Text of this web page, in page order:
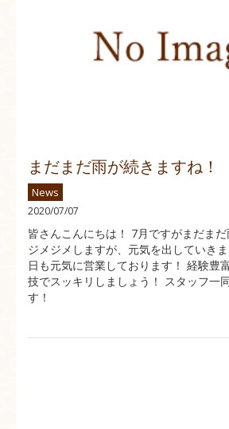
まだまだ雨が続きますね！
News
2020/07/07
皆さんこんにちは！ 7月ですがまだまだ
ジメジメしますが、元気を出していき
日も元気に営業しております！ 経験豊
技でスッキリしましょう！ スタッフ一
す！